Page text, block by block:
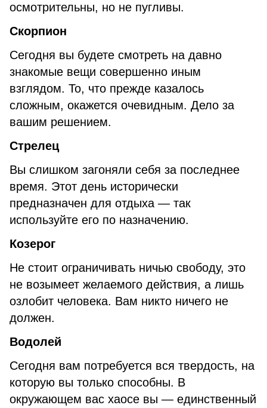
осмотрительны, но не пугливы.
Скорпион
Сегодня вы будете смотреть на давно
знакомые вещи совершенно иным
взглядом. То, что прежде казалось
сложным, окажется очевидным. Дело за
вашим решением.
Стрелец
Вы слишком загоняли себя за последнее
время. Этот день исторически
предназначен для отдыха — так
используйте его по назначению.
Козерог
Не стоит ограничивать ничью свободу, это
не возымеет желаемого действия, а лишь
озлобит человека. Вам никто ничего не
должен.
Водолей
Сегодня вам потребуется вся твердость, на
которую вы только способны. В
окружающем вас хаосе вы — единственный